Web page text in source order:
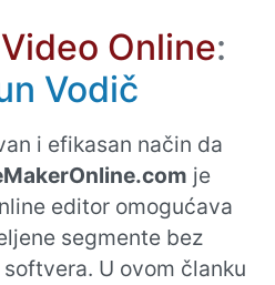
Online:
Vodič
i efikasan način da
je
editor omogućava
segmente bez
U ovom članku